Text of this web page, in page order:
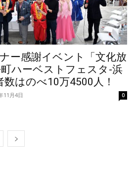
ー感謝イベント「文化放
ハーベストフェスタ-浜
はのべ10万4500人！
11月4日 0